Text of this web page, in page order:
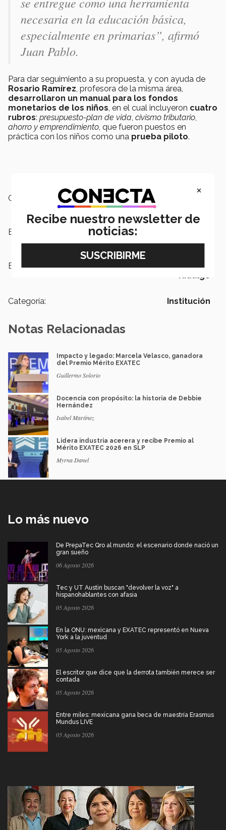
necesaria en la educación básica,
especialmente en primarias”, afirmó
Juan Pablo.
Para dar seguimiento a su propuesta, y con ayuda de
Rosario Ramírez , profesora de la misma área,
desarrollaron un manual para los fondos
monetarios de los niños , en el cual incluyeron cuatro
rubros: presupuesto-plan de vida civismo tributario
ahorro y emprendimiento , que fueron puestos en
práctica con los niños como una prueba piloto.
Campus:
Escuelas:
Etiquetas: Educación financiera, Campus
Categoría: Institución
Notas Relacionadas
Impacto y legado: Marcela Velasco, ganadora
del Premio Mérito EXATEC
Guillermo Solorio
Docencia con propósito: la historia de Debbie
Hernández
Isabel Martínez
Lidera industria acerera y recibe Premio al
Mérito EXATEC 2026 en SLP
Myrna Danel
Lo más nuevo
De PrepaTec Qro al mundo: el escenario donde nació un
gran sueño
06 Agosto 2026
Tec y UT Austin buscan "devolver la voz" a
hispanohablantes con afasia
05 Agosto 2026
En la ONU: mexicana y EXATEC representó en Nueva
York a la juventud
05 Agosto 2026
El escritor que dice que la derrota también merece ser
contada
05 Agosto 2026
Entre miles: mexicana gana beca de maestría Erasmus
Mundus LIVE
05 Agosto 2026
×
Recibe nuestro newsletter de
noticias: